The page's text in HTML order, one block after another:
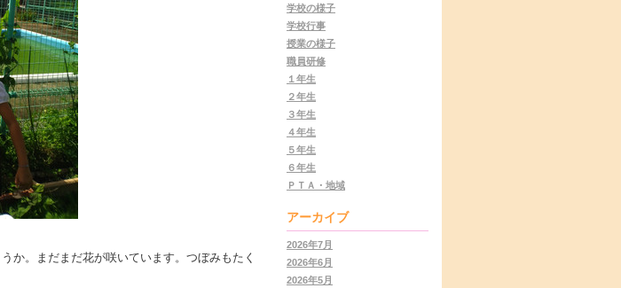
か。まだまだ花が咲いています。つぼみもたく
学校の様子
学校行事
授業の様子
職員研修
１年生
２年生
３年生
４年生
５年生
６年生
ＰＴＡ・地域
アーカイブ
2026年7月
2026年6月
2026年5月